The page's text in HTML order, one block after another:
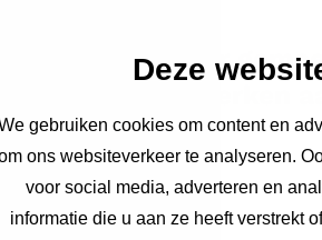
Deze
gebruiken cookies om content en
ons websiteverkeer te analyseren.
voor social media, adverteren en
informatie die u aan ze heeft verstrekt
kansen voor
partners te werken
stedelijk beleid”